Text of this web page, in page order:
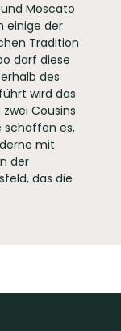
Moscato
einige der
Tradition
darf diese
des
wird das
Cousins
schaffen es,
mit
der
das die